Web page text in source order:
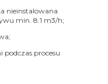
nieinstalowana
min. 8.1 m3/h;
procesu